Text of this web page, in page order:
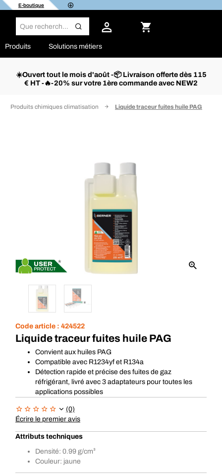
E-boutique
Produits Solutions métiers
☀️Ouvert tout le mois d'août -📦 Livraison offerte dès 115
€ HT -🔥-20% sur votre 1ère commande avec NEW2
Produits chimiques climatisation Liquide traceur fuites huile PAG
*
Code article : 424522
Liquide traceur fuites huile PAG
Convient aux huiles PAG
Compatible avec R1234yf et R134a
Détection rapide et précise des fuites de gaz
réfrigérant, livré avec 3 adaptateurs pour toutes les
applications possibles
(0)
Écrire le premier avis
Attributs techniques
Densité: 0.99 g/cm³
Couleur: jaune